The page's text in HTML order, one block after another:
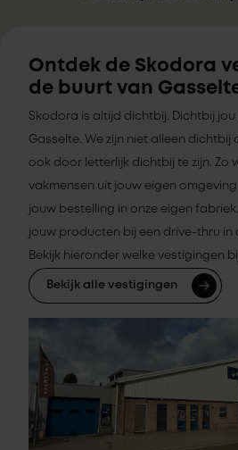
Ontdek de Skodora
de buurt van
Skodora is altijd dichtbij. Dichtbij jou
Gasselte. We zijn niet alleen dichtbij
ook door letterlijk dichtbij te zijn. Zo
vakmensen uit jouw eigen
jouw bestelling in onze eigen
jouw producten bij een drive-thru in
Bekijk hieronder welke vestigingen
Bekijk alle vestigingen